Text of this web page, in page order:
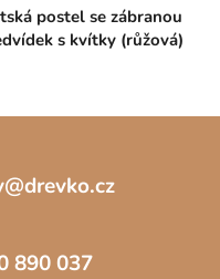
postel se zábranou
s kvítky (růžová)
@drevko.cz
890 037